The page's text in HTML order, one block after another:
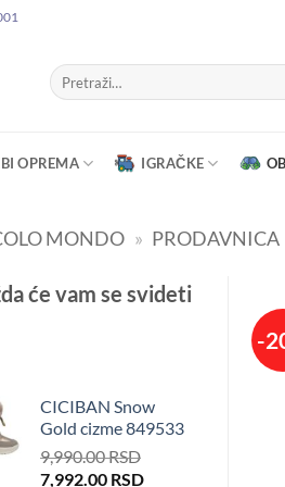
Pretraga
za:
OPREMA IGRAČKE
MONDO » PRODAVNICA
će vam se svideti
CICIBAN Snow
Gold cizme 849533
9,990.00RSD
Originalna
7,992.00 RSDTrenutna
-